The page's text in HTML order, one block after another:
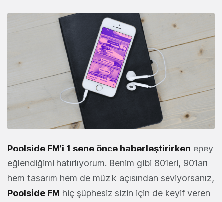
Poolside FM’i 1 sene önce haberleştirirken epey
eğlendiğimi hatırlıyorum. Benim gibi 80’leri, 90’ları
hem tasarım hem de müzik açısından seviyorsanız,
Poolside FM hiç şüphesiz sizin için de keyif veren